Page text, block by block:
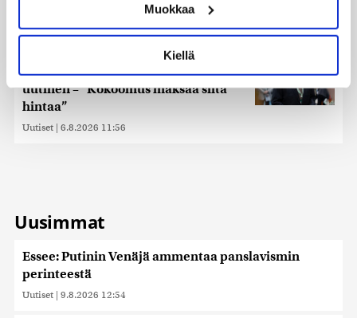
Lue lisää siitä, miten henkilötietojasi käsitellään ja miten
suostumustasi tai peruuttaa sen milloin vain
evästeilmoituksessa.
Käytämme evästeitä tarjoamamme sisällön ja mainosten
räätälöimiseen, sosiaalisen median ominaisuuksien
tietoja muihin tietoihin, joita olet antanut heille tai joita on
kerätty, kun olet käyttänyt heidän palvelujaan. Tietoja
Muokkaa
Kiellä
Keskustan Siika-aho kertoo, mikä
hänestä on Ylen gallupin todellinen
uutinen – ”Kokoomus maksaa siitä
hintaa”
Uutiset | 6.8.2026 11:56
Uusimmat
Essee: Putinin Venäjä ammentaa panslavismin
perinteestä
Uutiset | 9.8.2026 12:54